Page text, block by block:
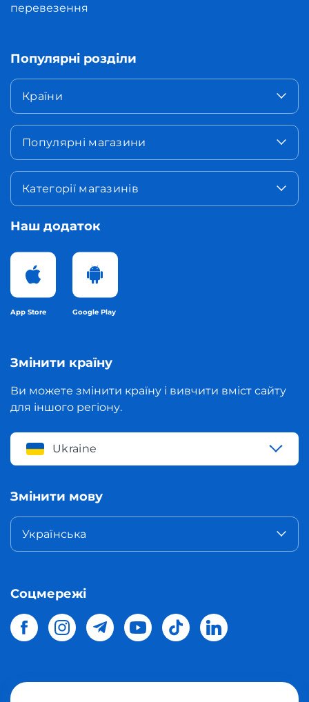
перевезення
Популярні розділи
Країни
Популярні магазини
Категорії магазинів
Наш додаток
App Store Google Play
Змінити країну
Ви можете змінити країну і вивчити вміст сайту
для іншого регіону.
Ukraine
Змінити мову
Українська
Соцмережі